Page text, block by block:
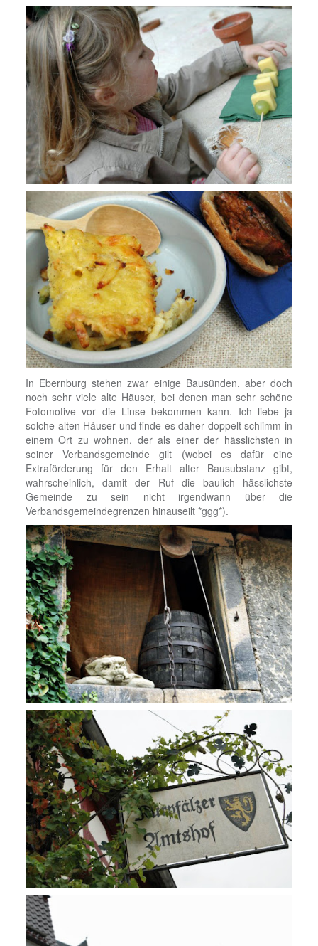
In Ebernburg stehen zwar einige Bausünden, aber doch
noch sehr viele alte Häuser, bei denen man sehr schöne
Fotomotive vor die Linse bekommen kann. Ich liebe ja
solche alten Häuser und finde es daher doppelt schlimm in
einem Ort zu wohnen, der als einer der hässlichsten in
seiner Verbandsgemeinde gilt (wobei es dafür eine
Extraförderung für den Erhalt alter Bausubstanz gibt,
wahrscheinlich, damit der Ruf die baulich hässlichste
Gemeinde zu sein nicht irgendwann über die
Verbandsgemeindegrenzen hinauseilt *ggg*).